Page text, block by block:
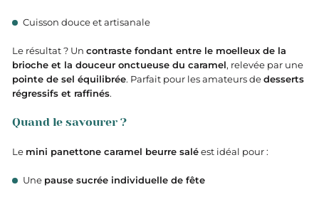
Cuisson douce et artisanale
Le résultat ? Un contraste fondant entre le moelleux de la
brioche et la douceur onctueuse du caramel, relevée par une
pointe de sel équilibrée. Parfait pour les amateurs dedesserts
régressifs et raffinés.
Quand le savourer ?
Le mini panettone caramel beurre saléest idéal pour :
Une pause sucrée individuelle de fête